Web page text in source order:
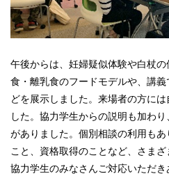
午後からは、妊婦疑似体験や白杖
食・離乳食のフードモデルや、講
どを展示しました。来場者の方に
した。協力学生からの説明も加わ
がありました。個別相談の利用も
こと、資格取得のことなど、さまざ
協力学生のみなさんご対応いただき